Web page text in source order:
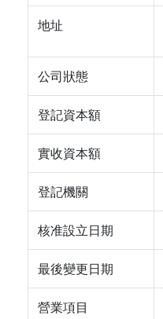
地址
公司狀態
登記資本額
實收資本額
登記機關
核准設立日期
最後變更日期
營業項目